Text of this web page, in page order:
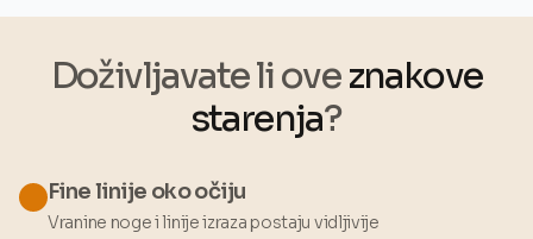
Doživljavate li oveznakove
starenja?
Fine linije oko očiju
Vranine noge i linije izraza postaju vidljivije